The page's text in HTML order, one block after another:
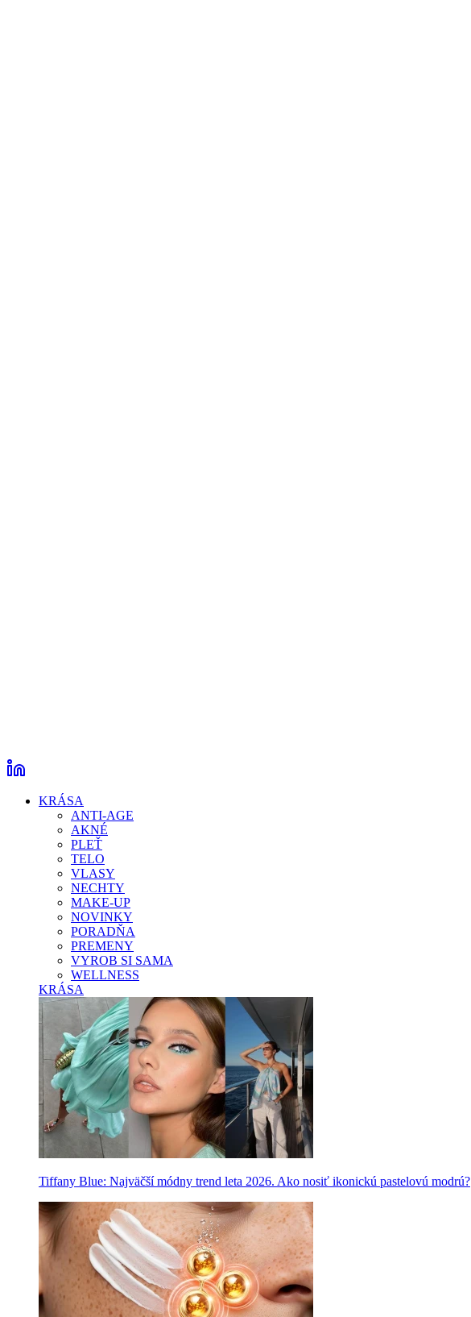
KRÁSA
ANTI-AGE
AKNÉ
PLEŤ
TELO
VLASY
NECHTY
MAKE-UP
NOVINKY
PORADŇA
PREMENY
VYROB SI SAMA
WELLNESS
KRÁSA
Tiffany Blue: Najväčší módny trend leta 2026. Ako nosiť ikonickú pastelovú modrú?